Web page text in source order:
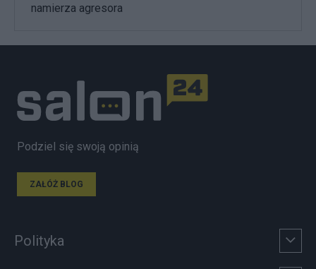
namierza agresora
Podziel się swoją opinią
ZAŁÓŻ BLOG
Polityka